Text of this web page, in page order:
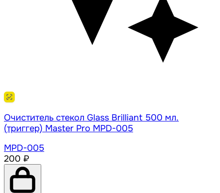
Очиститель стекол Glass Brilliant 500 мл.
(триггер) Master Pro MPD-005
MPD-005
200 ₽